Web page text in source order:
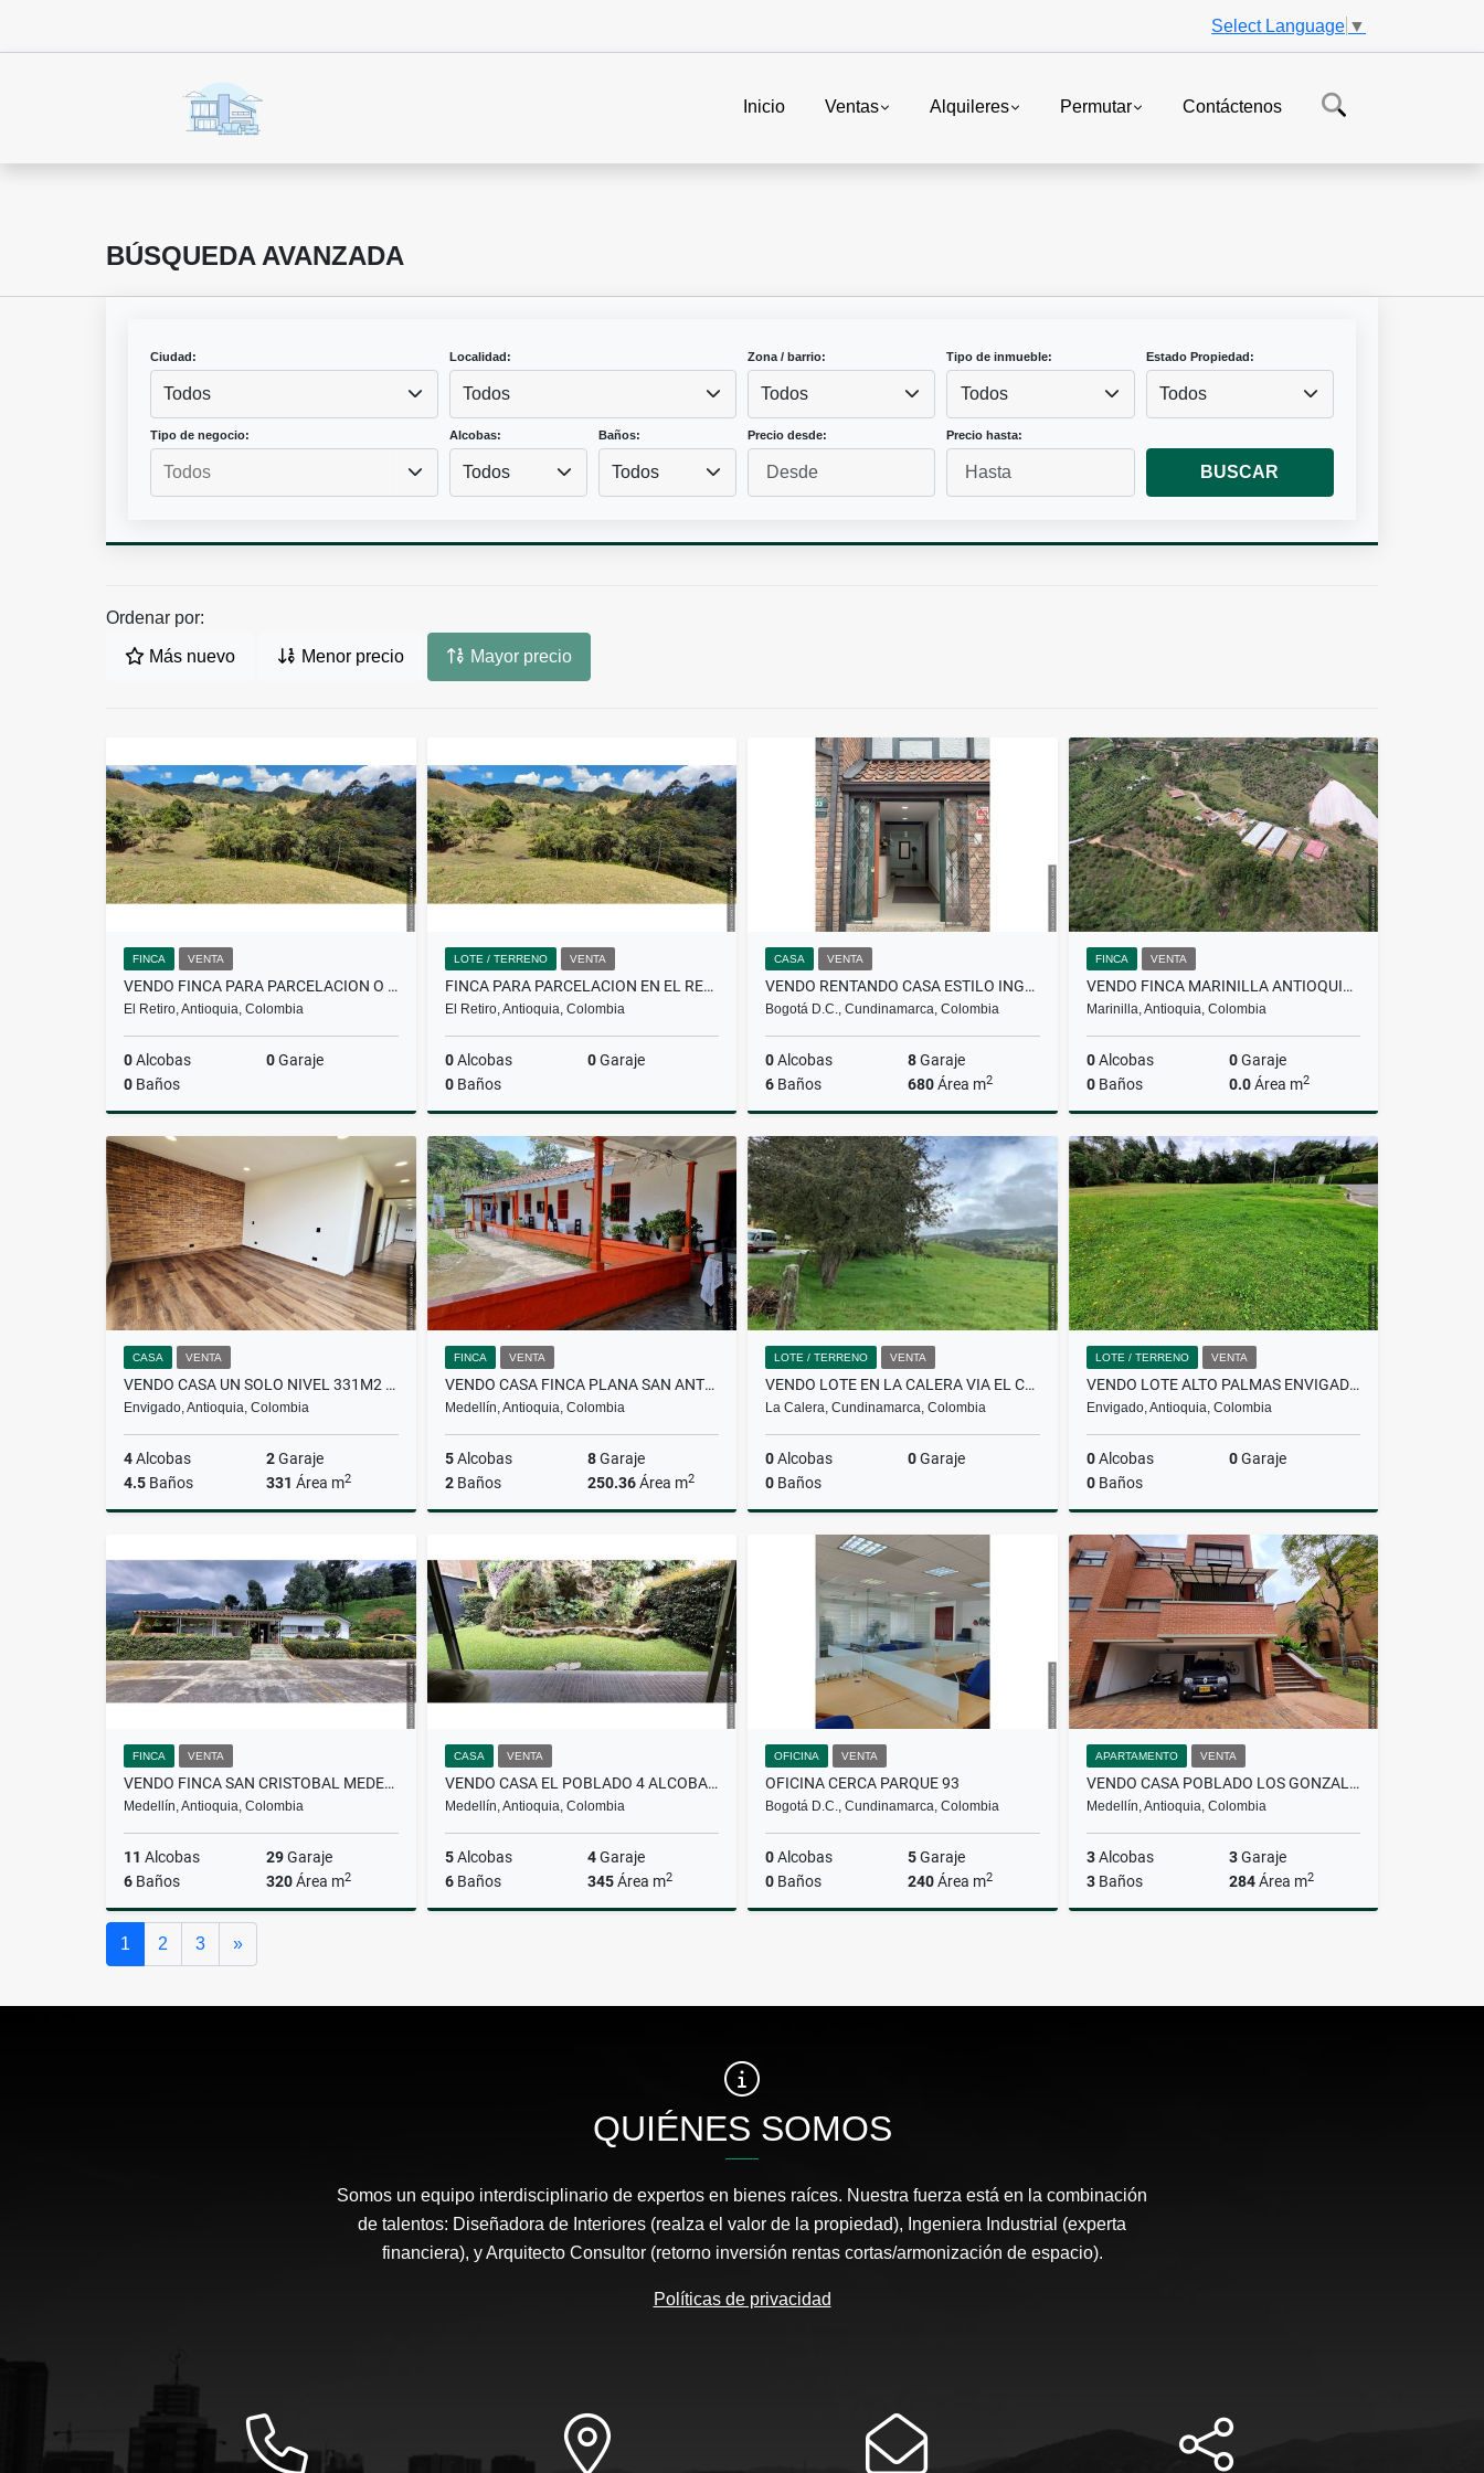
Select Language ▼
Inicio Ventas Alquileres Permutar Contáctenos
BÚSQUEDA AVANZADA
Ciudad:
Todos
Localidad:
Todos
Zona / barrio:
Todos
Tipo de inmueble:
Todos
Estado Propiedad:
Todos
Tipo de negocio: Alcobas:
Todos
Baños:
Todos
Precio desde: Precio hasta:
BUSCAR
Ordenar por:
Más nuevo Menor precio Mayor precio
FINCA VENTA
VENDO FINCA PARA PARCELACION O AGROINDUSTRIA EL RETIRO ANTIOQUIA
El Retiro, Antioquia, Colombia
0Alcobas 0Garaje
0 Baños
$25.000.000.000
LOTE / TERRENO VENTA
FINCA PARA PARCELACION EN EL RETIRO
El Retiro, Antioquia, Colombia
0Alcobas 0Garaje
0Baños
Venta
$25.000.000.000
CASA VENTA
VENDO RENTANDO CASA ESTILO INGLES PARA USO COMERCIAL
Bogotá D.C., Cundinamarca, Colombia
0Alcobas 8Garaje
6 Baños 680Área m2
Venta
$5.000.000.000
FINCA VENTA
VENDO FINCA MARINILLA ANTIOQUIA 8 HA SEMBRADA AGUACATE 3 CASAS GALPON
Marinilla, Antioquia, Colombia
0Alcobas 0Garaje
0Baños 0.0Área m2
Venta
$4.200.000.000
CASA VENTA
VENDO CASA UN SOLO NIVEL 331M2 3 ALCOBAS + SERVICIO ALTO DE PALMAS
Envigado, Antioquia, Colombia
4Alcobas 2Garaje
4.5 Baños 331 Área m2
$3.300.000.000
FINCA VENTA
VENDO CASA FINCA PLANA SAN ANTONIO DE PRADO MEDELLIN
Medellín, Antioquia, Colombia
5Alcobas 8Garaje
2Baños 250.36Área m2
$2.800.000.000
LOTE / TERRENO VENTA
VENDO LOTE EN LA CALERA VIA EL CODITO
La Calera, Cundinamarca, Colombia
0Alcobas 0Garaje
0 Baños
$2.700.000.000
LOTE / TERRENO VENTA
VENDO LOTE ALTO PALMAS ENVIGADO VDA LA ESPERANZA PLANO EN PARCELACION
Envigado, Antioquia, Colombia
0Alcobas 0Garaje
0Baños
Venta
$2.670.000.000
FINCA VENTA
VENDO FINCA SAN CRISTOBAL MEDELLIN CASA DE 11 ALCOBAS Y 6 BAÑOS
Medellín, Antioquia, Colombia
11 Alcobas 29Garaje
6 Baños 320Área m2
CASA VENTA
VENDO CASA EL POBLADO 4 ALCOBAS BAÑO Y VESTIER 4 PARQUEADEROS JARDIN
Medellín, Antioquia, Colombia
5Alcobas 4Garaje
6Baños 345Área m2
OFICINA VENTA
OFICINA CERCA PARQUE 93
Bogotá D.C., Cundinamarca, Colombia
0Alcobas 5Garaje
0 Baños 240Área m2
APARTAMENTO VENTA
VENDO CASA POBLADO LOS GONZALEZ 4 ALCOBAS 4 BAÑOS AMPLIO JARDIN
Medellín, Antioquia, Colombia
3Alcobas 3Garaje
3Baños 284Área m2
1 2 3 »Siguiente
QUIÉNES SOMOS
Somos un equipo interdisciplinario de expertos en bienes raíces. Nuestra fuerza está en la combinación
de talentos: Diseñadora de Interiores (realza el valor de la propiedad), Ingeniera Industrial (experta
financiera), y Arquitecto Consultor (retorno inversión rentas cortas/armonización de espacio).
Políticas de privacidad